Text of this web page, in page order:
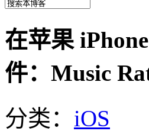
在苹果
件：Music
分类： iOS